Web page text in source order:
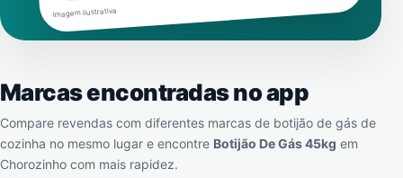
Imagem ilustrativa
Marcas encontradas no app
Compare revendas com diferentes marcas de botijão de gás de
cozinha no mesmo lugar e encontre Botijão De Gás 45kg em
Chorozinho com mais rapidez.